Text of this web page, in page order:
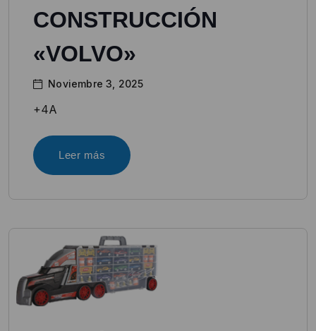
CONSTRUCCIÓN
«VOLVO»
Noviembre 3, 2025
+4A
Leer más